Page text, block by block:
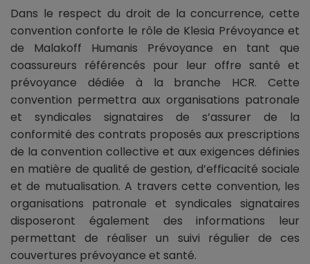
Dans le respect du droit de la concurrence, cette
convention conforte le rôle de Klesia Prévoyance et
de Malakoff Humanis Prévoyance en tant que
coassureurs référencés pour leur offre santé et
prévoyance dédiée à la branche HCR. Cette
convention permettra aux organisations patronale
et syndicales signataires de s’assurer de la
conformité des contrats proposés aux prescriptions
de la convention collective et aux exigences définies
en matière de qualité de gestion, d’efficacité sociale
et de mutualisation. A travers cette convention, les
organisations patronale et syndicales signataires
disposeront également des informations leur
permettant de réaliser un suivi régulier de ces
couvertures prévoyance et santé.